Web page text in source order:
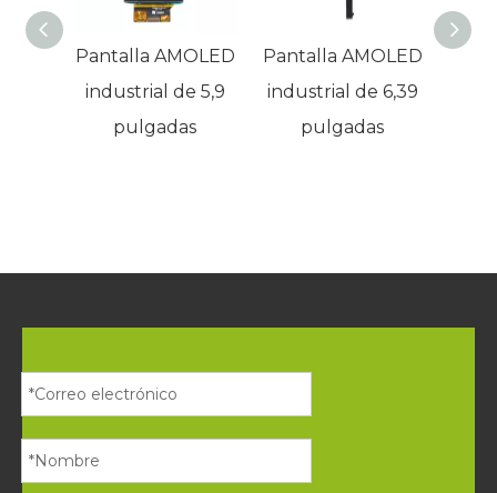
Pantalla AMOLED
industrial de 5,9
pulgadas
Pantalla AMOLED
industrial de 6,39
pulgadas